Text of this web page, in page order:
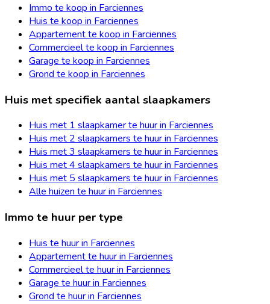
Immo te koop in Farciennes
Huis te koop in Farciennes
Appartement te koop in Farciennes
Commercieel te koop in Farciennes
Garage te koop in Farciennes
Grond te koop in Farciennes
Huis met specifiek aantal slaapkamers
Huis met 1 slaapkamer te huur in Farciennes
Huis met 2 slaapkamers te huur in Farciennes
Huis met 3 slaapkamers te huur in Farciennes
Huis met 4 slaapkamers te huur in Farciennes
Huis met 5 slaapkamers te huur in Farciennes
Alle huizen te huur in Farciennes
Immo te huur per type
Huis te huur in Farciennes
Appartement te huur in Farciennes
Commercieel te huur in Farciennes
Garage te huur in Farciennes
Grond te huur in Farciennes